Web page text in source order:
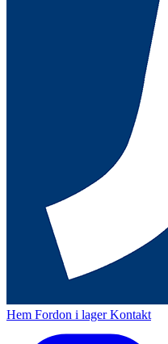
Hem Fordon i lagerKontakt